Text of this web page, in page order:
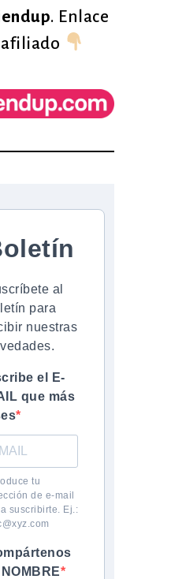
. Enlace
afiliado
al
para
nuestras
el E-
que más
tu
de e-mail
suscribirte. Ej.: